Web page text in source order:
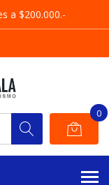
a $200.000.-
0